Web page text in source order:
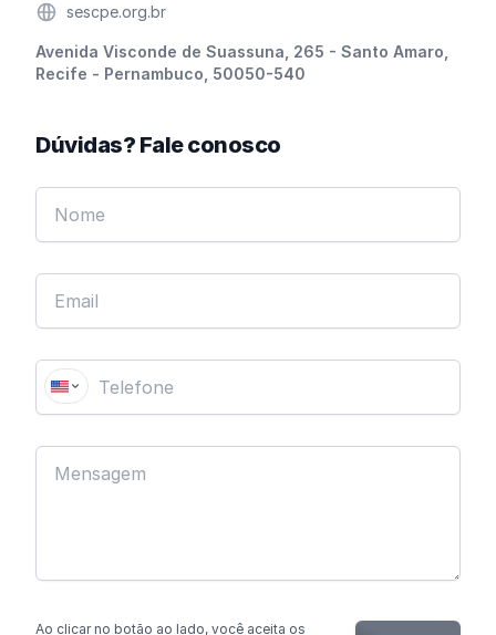
Websitesescpe.org.br
Endereço
Avenida Visconde de Suassuna, 265 - Santo Amaro,
Recife - Pernambuco, 50050-540
Dúvidas? Fale conosco
Ao clicar no botão ao lado, você aceita os